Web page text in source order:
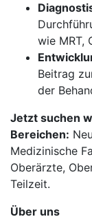
wie MRT,
Beitrag
der
Jetzt suchen
Bereichen:
Medizinische
Oberärzte,
Teilzeit.
Über uns